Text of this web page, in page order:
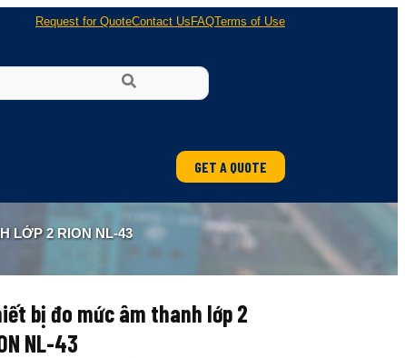
Request for QuoteContact Us FAQTerms of Use
GET A QUOTE
LỚP 2 RION NL-43
bị đo mức âm thanh lớp 2
NL-43